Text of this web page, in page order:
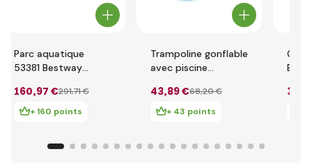
Parc aquatique
53381 Bestway
3.40m x 1.52m
Beach Bounce
160,97 €291,71 €
+ 160 points
Trampoline gonflable
avec piscine
2.39m x 1.42m x
1.02m
43,89 €68,20 €
+ 43 points
34